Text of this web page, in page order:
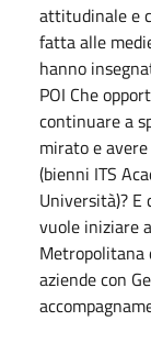
attitudinale e
fatta alle
hanno
POI Che
continuare a
mirato e
(bienni ITS
Università)?
vuole iniziare
Metropolitana
aziende con